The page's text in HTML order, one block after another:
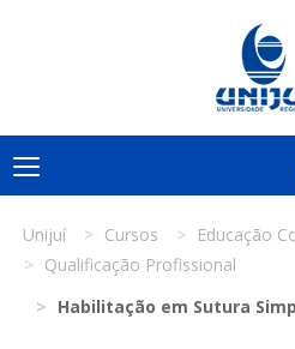
Unijuí Cursos
Educação
Qualificação Profissional
Habilitação em Sutura